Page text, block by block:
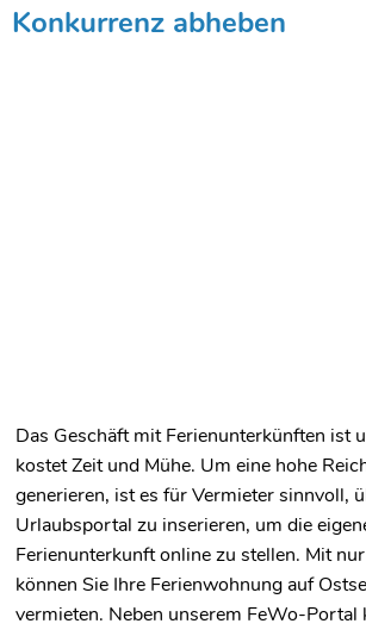
Konkurrenz abheben
Das Geschäft mit Ferienunterkünften ist
kostet Zeit und Mühe. Um eine hohe
generieren, ist es für Vermieter sinnvoll,
Urlaubsportal zu inserieren, um die
Ferienunterkunft online zu stellen. Mit
können Sie Ihre Ferienwohnung auf
vermieten. Neben unserem FeWo-Portal